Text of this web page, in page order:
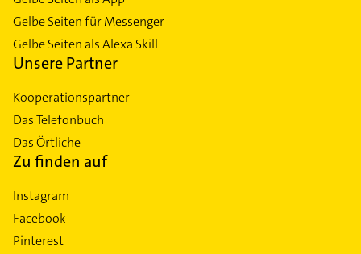
Gelbe Seiten für Messenger
Gelbe Seiten als Alexa Skill
Unsere Partner
Kooperationspartner
Das Telefonbuch
Das Örtliche
Zu finden auf
Instagram
Facebook
Pinterest